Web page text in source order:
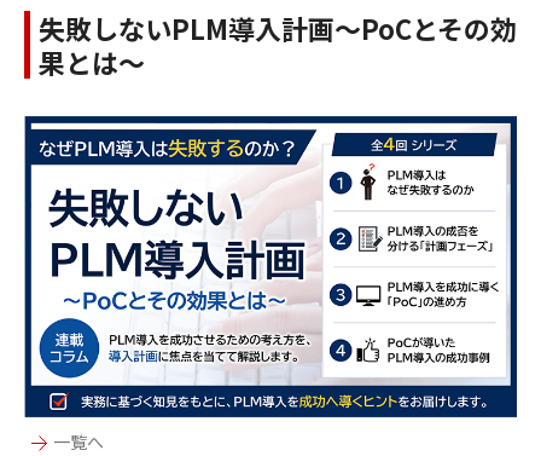
失敗しないPLM導入計画～PoCとその効
果とは～
一覧へ